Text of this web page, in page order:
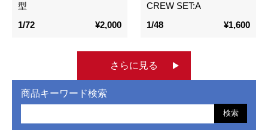
型
1/72
¥2,000
CREW SET:A
1/48
¥1,600
さらに見る
商品キーワード検索
検索